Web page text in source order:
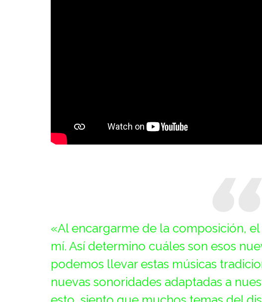
«Al encargarme de la composición,
mí. Así determino cuáles son esos
podemos llevar estas músicas
nuevas sonoridades adaptadas a